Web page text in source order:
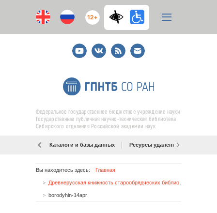
12+
YoutubeВКонтакте
RSS
E-
mail
подписка
Федеральное государственное бюджетное учреждение науки
Государственная публичная научно-техническая библиотека
Сибирского отделения Российской академии наук
Каталоги и базы данных Ресурсы удаленного доступа
Вы находитесь здесь: Главная
borodyhin-14apr